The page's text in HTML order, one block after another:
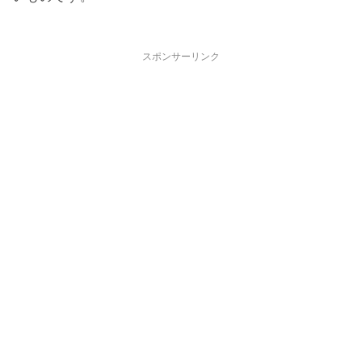
スポンサーリンク